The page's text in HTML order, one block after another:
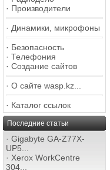
· Производители
· Динамики, микрофоны
· Безопасность
· Телефония
· Создание сайтов
· О сайте wasp.kz...
· Каталог ссылок
Последние статьи
· Gigabyte GA-Z77X-
UP5...
· Xerox WorkCentre
304...